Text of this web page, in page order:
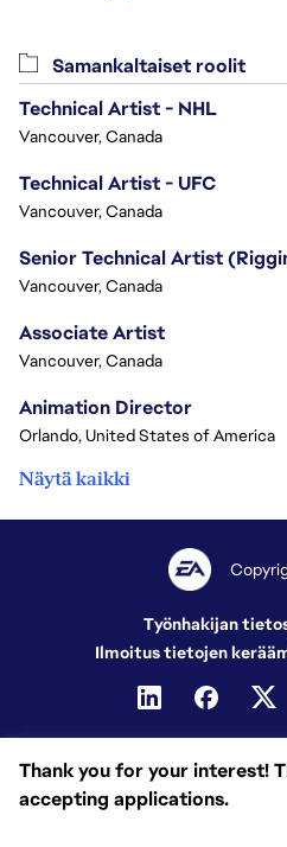
Thank you for your interest!
accepting applications.
Samankaltaiset roolit
Technical Artist - NHL
Vancouver, Canada
Technical Artist - UFC
Vancouver, Canada
Vancouver, Canada
Associate Artist
Vancouver, Canada
Animation Director
Orlando, United States of America
Näytä kaikki
Työnhakijan
Ilmoitus tietojen